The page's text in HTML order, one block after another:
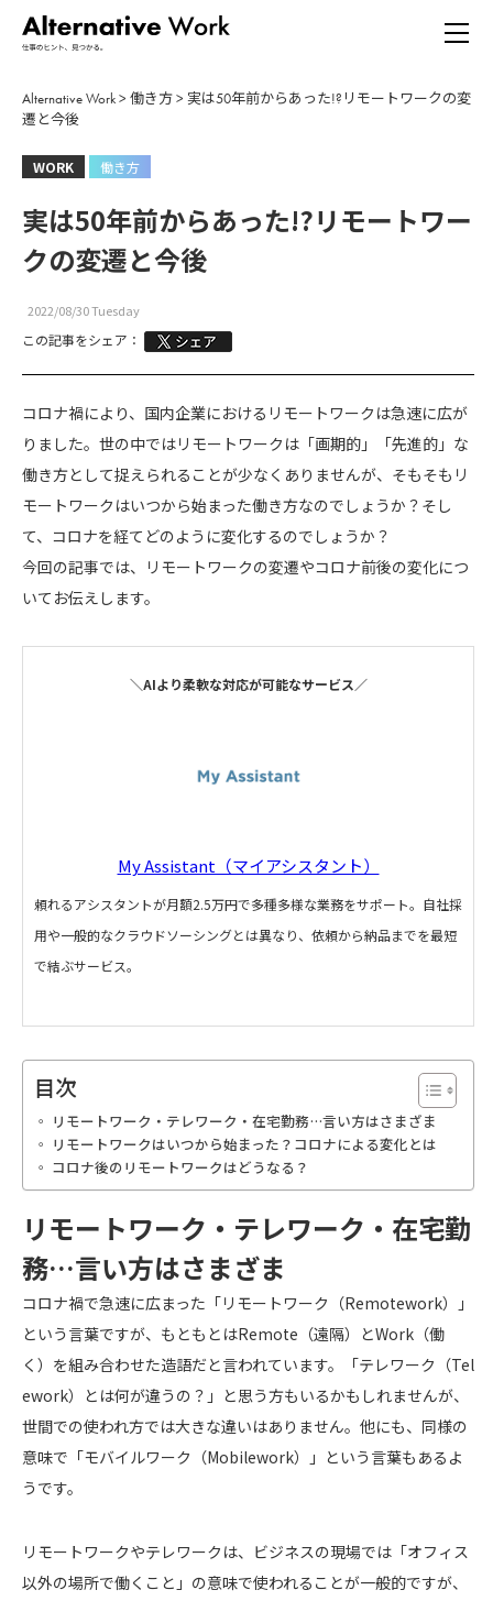
Alternative Work> 働き方> 実は50年前からあった!?リモートワークの変
遷と今後
WORK 働き方
実は50年前からあった!?リモートワー
クの変遷と今後
2022/08/30 Tuesday
この記事をシェア：
コロナ禍により、国内企業におけるリモートワークは急速に広が
りました。世の中ではリモートワークは「画期的」「先進的」な
働き方として捉えられることが少なくありませんが、そもそもリ
モートワークはいつから始まった働き方なのでしょうか？そし
て、コロナを経てどのように変化するのでしょうか？
今回の記事では、リモートワークの変遷やコロナ前後の変化につ
いてお伝えします。
＼AIより柔軟な対応が可能なサービス／
My Assistant（マイアシスタント）
頼れるアシスタントが月額2.5万円で多種多様な業務をサポート。自社採
用や一般的なクラウドソーシングとは異なり、依頼から納品までを最短
で結ぶサービス。
目次
リモートワーク・テレワーク・在宅勤務…言い方はさまざま
リモートワークはいつから始まった？コロナによる変化とは
コロナ後のリモートワークはどうなる？
リモートワーク・テレワーク・在宅勤
務…言い方はさまざま
コロナ禍で急速に広まった「リモートワーク（Remotework）」
という言葉ですが、もともとはRemote（遠隔）とWork（働
く）を組み合わせた造語だと言われています。「テレワーク（Tel
ework）とは何が違うの？」と思う方もいるかもしれませんが、
世間での使われ方では大きな違いはありません。他にも、同様の
意味で「モバイルワーク（Mobilework）」という言葉もあるよ
うです。
リモートワークやテレワークは、ビジネスの現場では「オフィス
以外の場所で働くこと」の意味で使われることが一般的ですが、